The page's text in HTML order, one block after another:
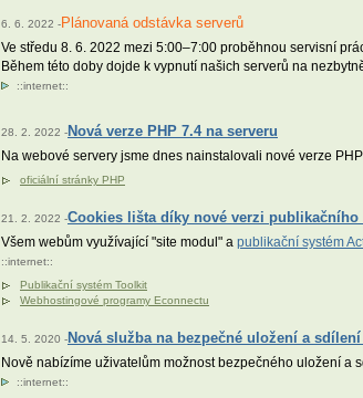
6. 6. 2022 -Plánovaná odstávka serverů
Ve středu 8. 6. 2022 mezi 5:00–7:00 proběhnou servisní
Během této doby dojde k vypnutí našich serverů na
::internet::
28. 2. 2022 -Nová verze PHP 7.4 na serveru
Na webové servery jsme dnes nainstalovali nové verze
oficiální stránky PHP
21. 2. 2022 -Cookies lišta díky nové verzi
Všem webům využívající "site modul" a publikační systém
::internet::
Publikační systém Toolkit
Webhostingové programy Econnectu
14. 5. 2020 -Nová služba na bezpečné uložení a
Nově nabízíme uživatelům možnost bezpečného uložení a
::internet::